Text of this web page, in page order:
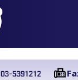
03-5391212